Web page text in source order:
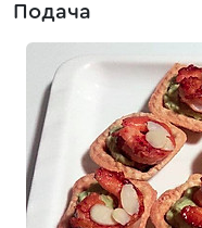
Подача